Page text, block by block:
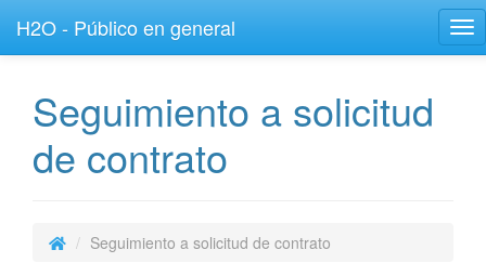
H2O - Público en general
Seguimiento a solicitud
de contrato
Seguimiento a solicitud de contrato